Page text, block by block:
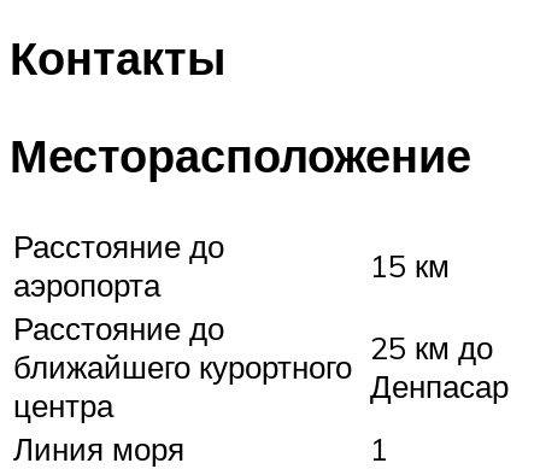
Контакты
Месторасположение
Расстояние до
аэропорта
15 км
Расстояние до
ближайшего курортного
центра
25 км до
Денпасар
Линия моря
1